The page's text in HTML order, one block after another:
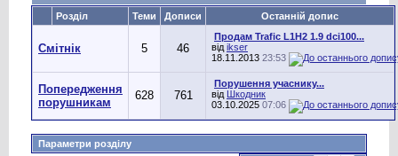
Розділ Теми Дописи Останній допис
Смітнік 5 46
Продам Trafic L1H2 1.9 dci100...
від ikser
18.11.2013 23:53
Попередження
порушникам
628 761
Порушення учаснику...
від Шкодник
03.10.2025 07:06
Параметри розділу